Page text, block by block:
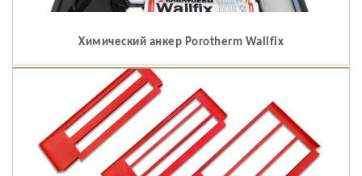
Химический анкер Porotherm Wallfix